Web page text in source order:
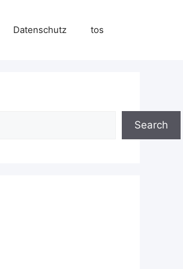
Datenschutz tos
Search